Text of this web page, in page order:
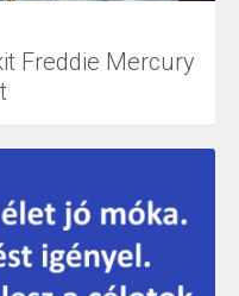
Freddie Mercury